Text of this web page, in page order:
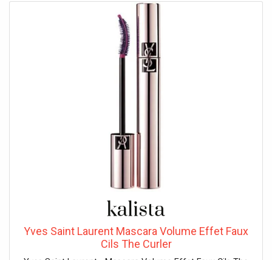
Yves Saint Laurent Mascara Volume Effet Faux
Cils The Curler